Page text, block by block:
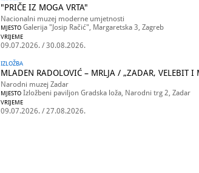
"PRIČE IZ MOGA VRTA"
Nacionalni muzej moderne umjetnosti
MJESTO Galerija "Josip Račić", Margaretska 3, Zagreb
VRIJEME
09.07.2026. / 30.08.2026.
IZLOŽBA
MLADEN RADOLOVIĆ – MRLJA / „ZADAR, VELEBIT I
Narodni muzej Zadar
MJESTO Izložbeni paviljon Gradska loža, Narodni trg 2, Zadar
VRIJEME
09.07.2026. / 27.08.2026.